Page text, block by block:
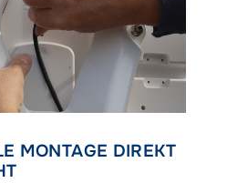
MONTAGE DIREKT